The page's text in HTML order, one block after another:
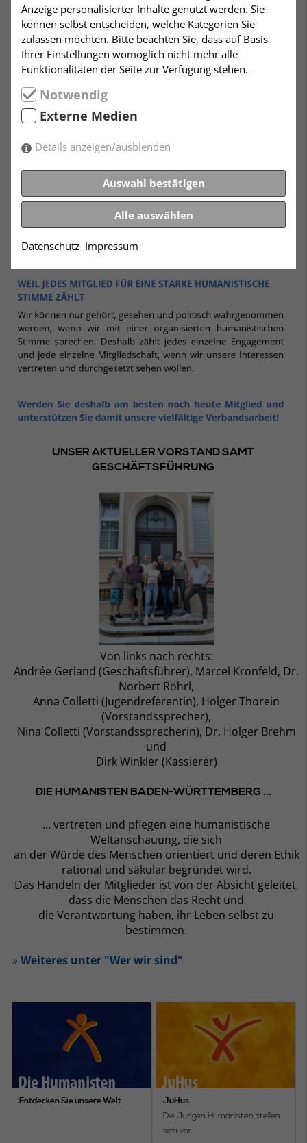
UNSER AKTUELLER VORSTAND SAMT
GESCHÄFTSFÜHRUNG
Von links nach rechts:
Andrée Gerland (Geschäftsführer), Marcel Kronfeld, Dr.
Norbert Röhrl,
Anna Colletti (Jugendreferentin), Holger Thorein
(Vorstandssprecher),
Nina Colletti (Vorstandssprecherin), Dr. Holger Brehm
und
Dirk Winkler (Kassierer)
DIE HUMANISTEN BADEN-WÜRTTEMBERG ...
... vertreten und pflegen eine humanistische
Weltanschauung, die sich
an der Würde des Menschen orientiert und deren Ethik
rational und säkular begründet wird.
Das Handeln der Mitglieder ist von der Absicht geleitet,
dass die Menschen das Recht und
die Verantwortung haben, ihr Leben selbst zu
bestimmen.
» Weiteres unter "Wer wir sind"
Entdecken Sie unsere Welt JuHus
Die Jungen Humanisten stellen
sich vor.
Anzeige personalisierter Inhalte genutzt werden. Sie
können selbst entscheiden, welche Kategorien Sie
zulassen möchten. Bitte beachten Sie, dass auf Basis
Ihrer Einstellungen womöglich nicht mehr alle
Funktionalitäten der Seite zur Verfügung stehen.
Notwendig
Externe Medien
Details anzeigen/ausblenden
Auswahl bestätigen
Alle auswählen
Datenschutz Impressum